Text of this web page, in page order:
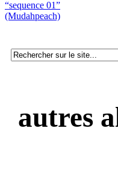
“sequence 01”
(Mudahpeach)
autres